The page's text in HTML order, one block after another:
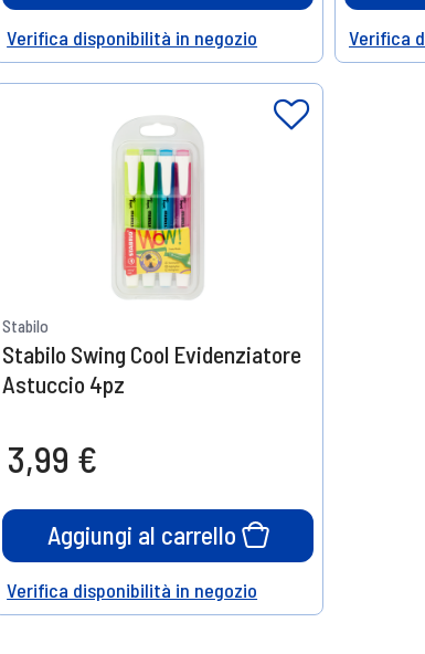
Help
Verifica disponibilità in negozio
Help
Verifica
Stabilo
Stabilo Swing Cool Evidenziatore
Astuccio 4pz
3,99 €
Aggiungi al carrello
Help
Verifica disponibilità in negozio